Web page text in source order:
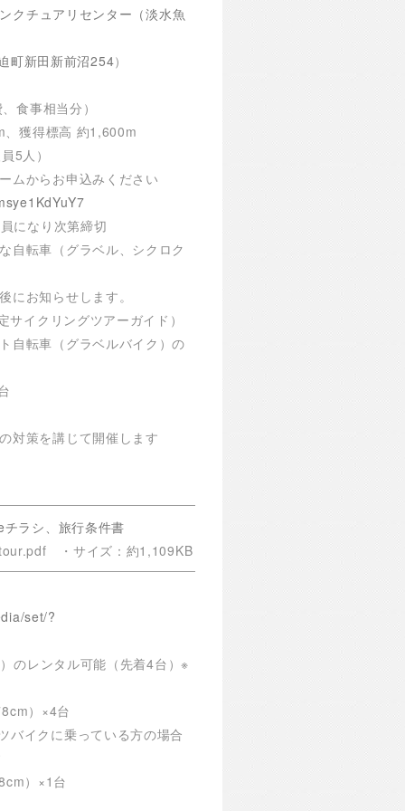
クチュアリセンター（淡水魚
町新田新前沼254）
食事相当分）
、獲得標高 約1,600m
5人）
ムからお申込みください
になり次第締切
自転車（グラベル、シクロク
お知らせします。
イクリングツアーガイド）
自転車（グラベルバイク）の
策を講じて開催します
ラシ、旅行条件書
・サイズ：約1,109KB
set/?
のレンタル可能（先着4台）※
）×4台
イクに乗っている方の場合
）×1台